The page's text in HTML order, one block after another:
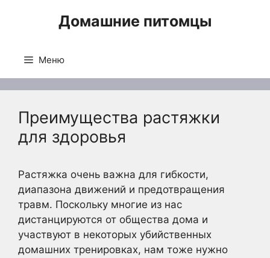
Домашние питомцы
Меню
Преимущества растяжки
для здоровья
Растяжка очень важна для гибкости,
диапазона движений и предотвращения
травм. Поскольку многие из нас
дистанцируются от общества дома и
участвуют в некоторых убийственных
домашних тренировках, нам тоже нужно